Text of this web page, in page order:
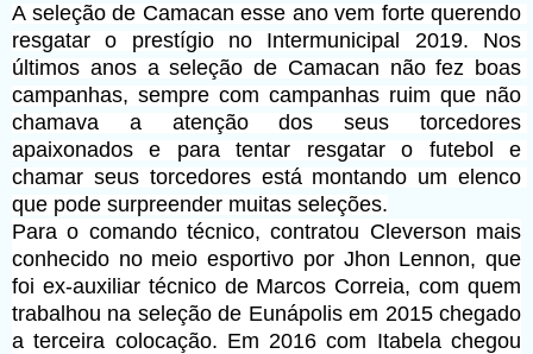
A seleção de Camacan esse ano vem forte querendo
resgatar o prestígio no Intermunicipal 2019. Nos
últimos anos a seleção de Camacan não fez boas
campanhas, sempre com campanhas ruim que não
chamava a atenção dos seus torcedores
apaixonados e para tentar resgatar o futebol e
chamar seus torcedores está montando um elenco
que pode surpreender muitas seleções.
Para o comando técnico, contratou Cleverson mais
conhecido no meio esportivo por Jhon Lennon, que
foi ex-auxiliar técnico de Marcos Correia, com quem
trabalhou na seleção de Eunápolis em 2015 chegado
a terceira colocação. Em 2016 com Itabela chegou